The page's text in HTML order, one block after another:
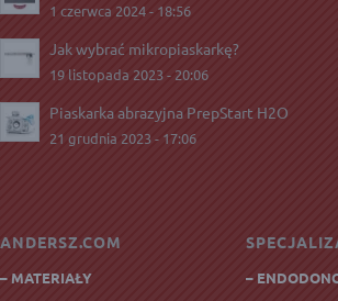
1 czerwca 2024 - 18:56
Jak wybrać mikropiaskarkę?
19 listopada 2023 - 20:06
Piaskarka abrazyjna PrepStart H2O
21 grudnia 2023 - 17:06
ANDERSZ.COM
– MATERIAŁY
–